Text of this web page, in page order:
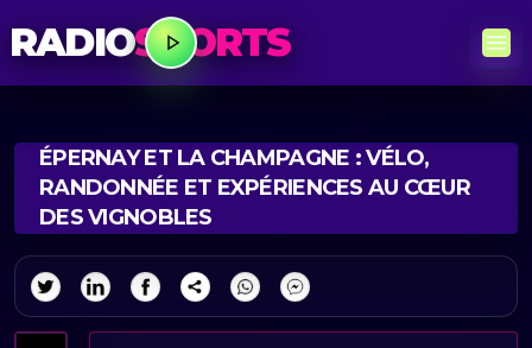
RADIOSPORTS
ÉPERNAY ET LA CHAMPAGNE : VÉLO,
RANDONNÉE ET EXPÉRIENCES AU CŒUR
DES VIGNOBLES